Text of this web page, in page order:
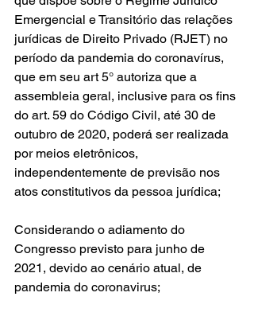
Emergencial e Transitório das relações
jurídicas de Direito Privado (RJET) no
período da pandemia do coronavírus,
que em seu art 5° autoriza que a
assembleia geral, inclusive para os fins
do art. 59 do Código Civil, até 30 de
outubro de 2020, poderá ser realizada
por meios eletrônicos,
independentemente de previsão nos
atos constitutivos da pessoa jurídica;
Considerando o adiamento do
Congresso previsto para junho de
2021, devido ao cenário atual, de
pandemia do coronavirus;